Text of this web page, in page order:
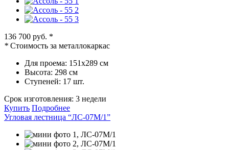
136 700 руб. *
* Стоимость за металлокаркас
Для проема: 151х289 см
Высота: 298 см
Ступеней: 17 шт.
Срок изготовления: 3 недели
Купить Подробнее
Угловая лестница “ЛС-07М/1”